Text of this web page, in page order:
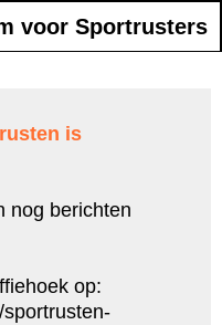
voor Sportrusters
is
nog berichten
op: